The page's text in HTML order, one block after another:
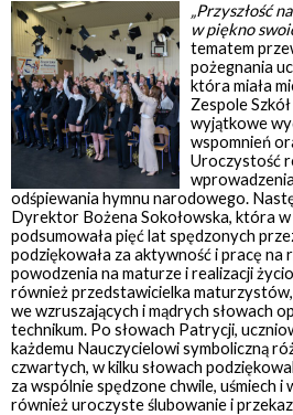
„Przyszłość
w piękno
tematem
pożegnania
która miała
Zespole
wyjątkowe
wspomnień
Uroczystość
odśpiewania hymnu narodowego.
Dyrektor Bożena Sokołowska, która
podsumowała pięć lat spędzonych
podziękowała za aktywność i pracę na
powodzenia na maturze i realizacji
również przedstawicielka
we wzruszających i mądrych słowach
technikum. Po słowach Patrycji,
każdemu Nauczycielowi symboliczną
czwartych, w kilku słowach
za wspólnie spędzone chwile, uśmiech i
również uroczyste ślubowanie i